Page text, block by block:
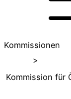
Kommissionen
>
Kommission für